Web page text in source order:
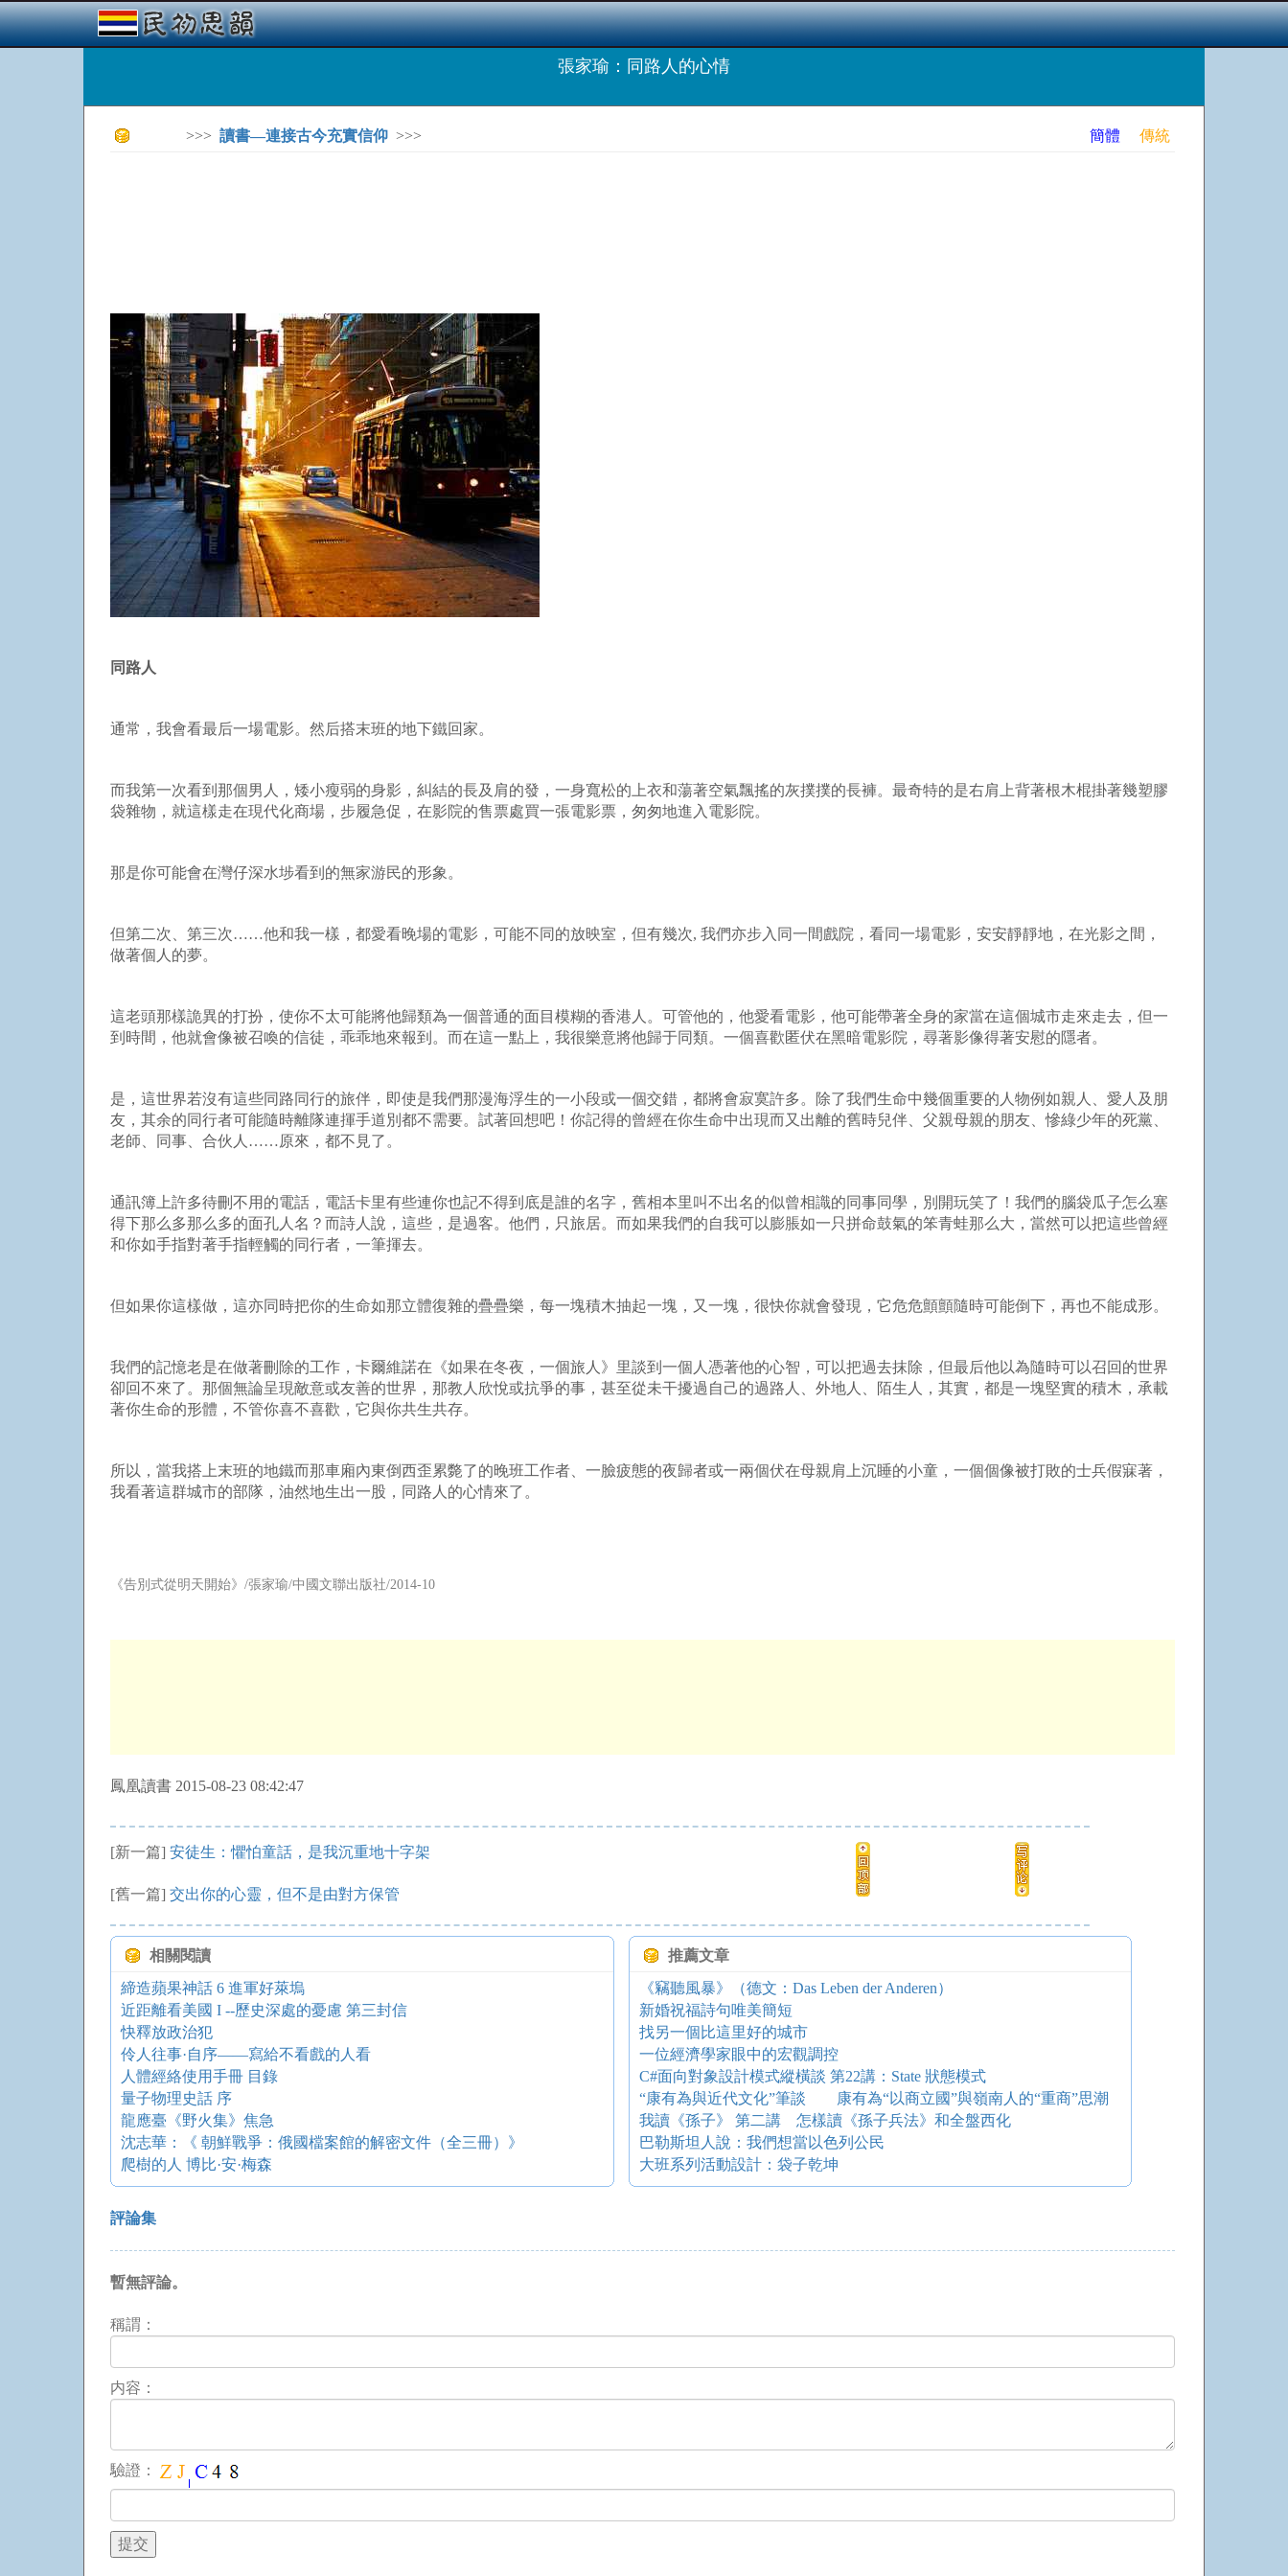
張家瑜：同路人的心情
>>> 讀書—連接古今充實信仰 >>> 簡體 傳統
同路人
通常，我會看最后一場電影。然后搭末班的地下鐵回家。
而我第一次看到那個男人，矮小瘦弱的身影，糾結的長及肩的發，一身寬松的上衣和蕩著空氣飄搖的灰撲撲的長褲。最奇特的是右肩上背著根木棍掛著幾塑膠
袋雜物，就這樣走在現代化商場，步履急促，在影院的售票處買一張電影票，匆匆地進入電影院。
那是你可能會在灣仔深水埗看到的無家游民的形象。
但第二次、第三次……他和我一樣，都愛看晚場的電影，可能不同的放映室，但有幾次, 我們亦步入同一間戲院，看同一場電影，安安靜靜地，在光影之間，
做著個人的夢。
這老頭那樣詭異的打扮，使你不太可能將他歸類為一個普通的面目模糊的香港人。可管他的，他愛看電影，他可能帶著全身的家當在這個城市走來走去，但一
到時間，他就會像被召喚的信徒，乖乖地來報到。而在這一點上，我很樂意將他歸于同類。一個喜歡匿伏在黑暗電影院，尋著影像得著安慰的隱者。
是，這世界若沒有這些同路同行的旅伴，即使是我們那漫海浮生的一小段或一個交錯，都將會寂寞許多。除了我們生命中幾個重要的人物例如親人、愛人及朋
友，其余的同行者可能隨時離隊連揮手道別都不需要。試著回想吧！你記得的曾經在你生命中出現而又出離的舊時兒伴、父親母親的朋友、慘綠少年的死黨、
老師、同事、合伙人……原來，都不見了。
通訊簿上許多待刪不用的電話，電話卡里有些連你也記不得到底是誰的名字，舊相本里叫不出名的似曾相識的同事同學，別開玩笑了！我們的腦袋瓜子怎么塞
得下那么多那么多的面孔人名？而詩人說，這些，是過客。他們，只旅居。而如果我們的自我可以膨脹如一只拼命鼓氣的笨青蛙那么大，當然可以把這些曾經
和你如手指對著手指輕觸的同行者，一筆揮去。
但如果你這樣做，這亦同時把你的生命如那立體復雜的疊疊樂，每一塊積木抽起一塊，又一塊，很快你就會發現，它危危顫顫隨時可能倒下，再也不能成形。
我們的記憶老是在做著刪除的工作，卡爾維諾在《如果在冬夜，一個旅人》里談到一個人憑著他的心智，可以把過去抹除，但最后他以為隨時可以召回的世界
卻回不來了。那個無論呈現敵意或友善的世界，那教人欣悅或抗爭的事，甚至從未干擾過自己的過路人、外地人、陌生人，其實，都是一塊堅實的積木，承載
著你生命的形體，不管你喜不喜歡，它與你共生共存。
所以，當我搭上末班的地鐵而那車廂內東倒西歪累斃了的晚班工作者、一臉疲態的夜歸者或一兩個伏在母親肩上沉睡的小童，一個個像被打敗的士兵假寐著，
我看著這群城市的部隊，油然地生出一股，同路人的心情來了。
《告別式從明天開始》 /張家瑜/中國文聯出版社/2014-10
鳳凰讀書 2015-08-23 08:42:47
[新一篇] 安徒生：懼怕童話，是我沉重地十字架
[舊一篇] 交出你的心靈，但不是由對方保管
相關閱讀
締造蘋果神話 6 進軍好萊塢
近距離看美國 I --歷史深處的憂慮 第三封信
快釋放政治犯
伶人往事·自序——寫給不看戲的人看
人體經絡使用手冊 目錄
量子物理史話 序
龍應臺《野火集》焦急
沈志華：《 朝鮮戰爭：俄國檔案館的解密文件（全三冊）》
爬樹的人 博比·安·梅森
推薦文章
《竊聽風暴》（德文：Das Leben der Anderen）
新婚祝福詩句唯美簡短
找另一個比這里好的城市
一位經濟學家眼中的宏觀調控
C#面向對象設計模式縱橫談 第22講：State 狀態模式
“康有為與近代文化”筆談 康有為“以商立國”與嶺南人的“重商”思潮
我讀《孫子》 第二講 怎樣讀《孫子兵法》和全盤西化
巴勒斯坦人說：我們想當以色列公民
大班系列活動設計：袋子乾坤
評論集
暫無評論。
稱謂：
内容：
驗證：